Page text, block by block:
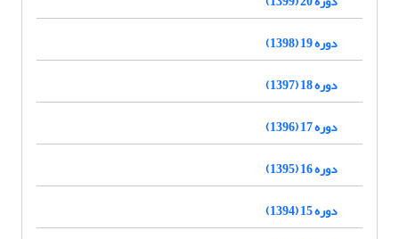
دوره 19 (1398)
دوره 18 (1397)
دوره 17 (1396)
دوره 16 (1395)
دوره 15 (1394)